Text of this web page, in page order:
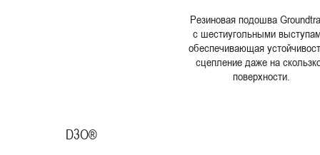
Резиновая подошва
с шестиугольными
обеспечивающая
сцепление даже на
поверхности.
D3O®